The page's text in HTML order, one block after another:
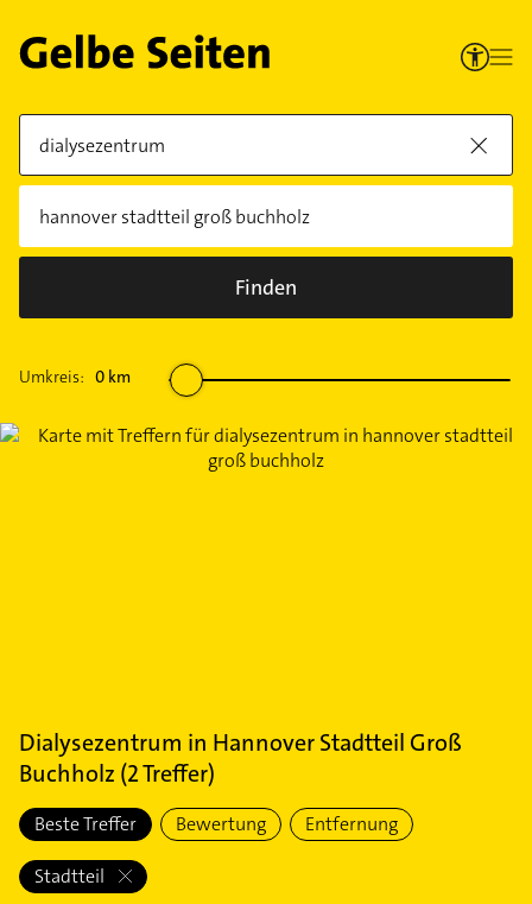
Finden
Umkreis: 0 km
Dialysezentrum in Hannover Stadtteil Groß
Buchholz (2Treffer)
Beste Treffer Bewertung Entfernung
Stadtteil